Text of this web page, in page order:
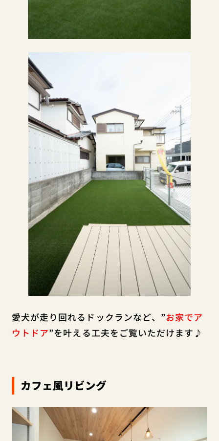
愛犬が走り回れるドックランなど、”お家でア
ウトドア”を叶える工夫をご覧いただけます♪
カフェ風リビング